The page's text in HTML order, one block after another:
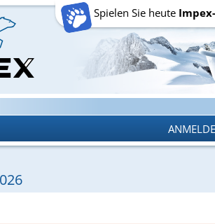
Spielen Sie heute